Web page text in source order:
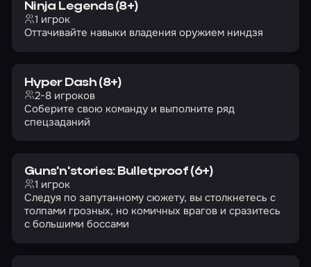
Ninja Legends (8+)
1 игрок
Оттачивайте навыки владения оружием ниндзя
Hyper Dash (8+)
2-8 игроков
Соберите свою команду и выполните ряд
спецзаданий
Guns'n'stories: Bulletproof (6+)
1 игрок
Следуя по запутанному сюжету, вы столкнетесь с
толпами грозных, но комичных врагов и сразитесь
с большими боссами